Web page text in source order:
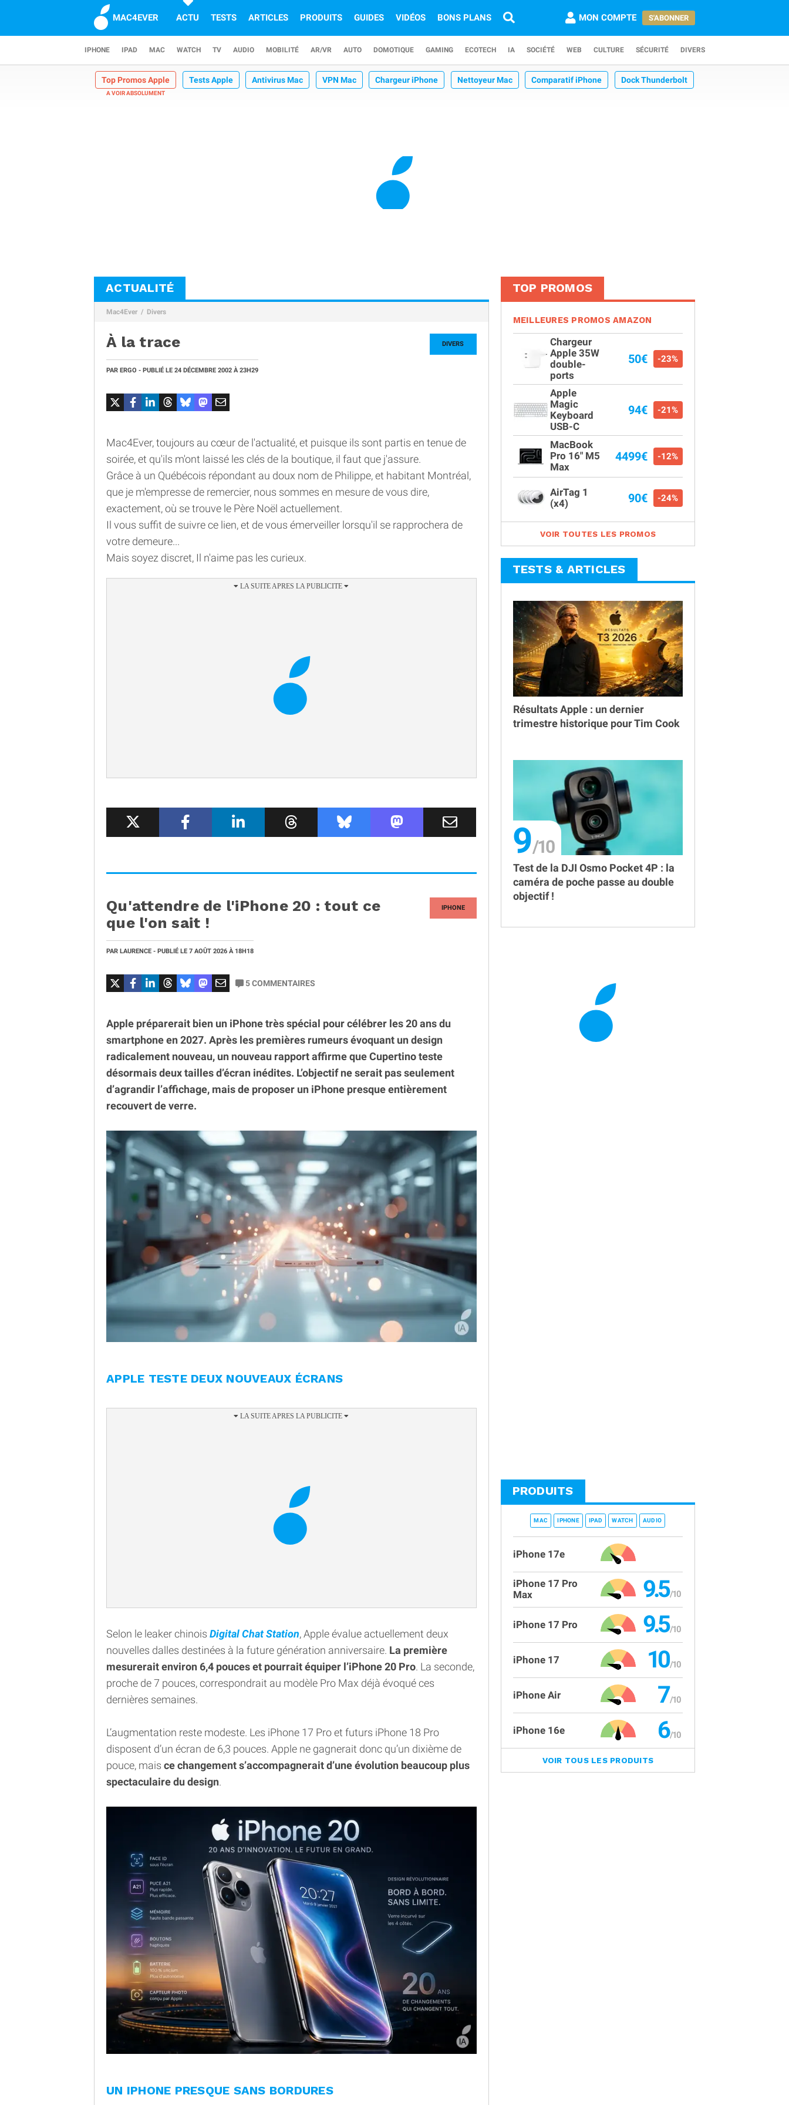
MAC4EVER ACTU TESTS ARTICLES PRODUITS GUIDES VIDÉOS BONS PLANS MON COMPTE S'ABONNER
IPHONE IPAD MAC WATCH TV AUDIO MOBILITÉ AR/VR AUTO DOMOTIQUE GAMING ECOTECH IA SOCIÉTÉ WEB CULTURE SÉCURITÉ DIVERS
Top Promos Apple Tests Apple Antivirus Mac VPN Mac Chargeur iPhone Nettoyeur Mac Comparatif iPhone Dock Thunderbolt
ACTUALITÉ
Mac4Ever Divers
DIVERS
À la trace
PAR ERGO - PUBLIÉ LE 24 DÉCEMBRE 2002 À 23H29
Mac4Ever, toujours au cœur de l'actualité, et puisque ils sont partis en tenue de
soirée, et qu'ils m'ont laissé les clés de la boutique, il faut que j'assure.
Grâce à un Québécois répondant au doux nom de Philippe, et habitant Montréal,
que je m'empresse de remercier, nous sommes en mesure de vous dire,
exactement, où se trouve le Père Noël actuellement.
Il vous suffit de suivre ce lien, et de vous émerveiller lorsqu'il se rapprochera de
votre demeure...
Mais soyez discret, Il n'aime pas les curieux.
IPHONE
Qu'attendre de l'iPhone 20 : tout ce
que l'on sait !
PAR LAURENCE - PUBLIÉ LE 7 AOÛT 2026 À 18H18
5COMMENTAIRES
Apple préparerait bien un iPhone très spécial pour célébrer les 20 ans du
smartphone en 2027. Après les premières rumeurs évoquant un design
radicalement nouveau, un nouveau rapport affirme que Cupertino teste
désormais deux tailles d’écran inédites. L’objectif ne serait pas seulement
d’agrandir l’affichage, mais de proposer un iPhone presque entièrement
recouvert de verre.
APPLE TESTE DEUX NOUVEAUX ÉCRANS
Selon le leaker chinois Digital Chat Station, Apple évalue actuellement deux
nouvelles dalles destinées à la future génération anniversaire. La première
mesurerait environ 6,4 pouces et pourrait équiper l’iPhone 20 Pro. La seconde,
proche de 7 pouces, correspondrait au modèle Pro Max déjà évoqué ces
dernières semaines.
L’augmentation reste modeste. Les iPhone 17 Pro et futurs iPhone 18 Pro
disposent d’un écran de 6,3 pouces. Apple ne gagnerait donc qu’un dixième de
pouce, mais ce changement s’accompagnerait d’une évolution beaucoup plus
spectaculaire du design.
UN IPHONE PRESQUE SANS BORDURES
TOP PROMOS
MEILLEURES PROMOS AMAZON
Chargeur
Apple 35W
double-
ports
50€ -23%
Apple
Magic
Keyboard
USB-C
94€ -21%
MacBook
Pro 16" M5
Max
4499€ -12%
AirTag 1
(x4)
90€ -24%
VOIR TOUTES LES PROMOS
TESTS & ARTICLES
Résultats Apple : un dernier
trimestre historique pour Tim Cook
9
Test de la DJI Osmo Pocket 4P : la
caméra de poche passe au double
objectif !
PRODUITS
MAC IPHONE IPAD WATCH AUDIO
iPhone 17e
iPhone 17 Pro
Max
9.5
iPhone 17 Pro 9.5
iPhone 17 10
iPhone Air 7
iPhone 16e 6
VOIR TOUS LES PRODUITS